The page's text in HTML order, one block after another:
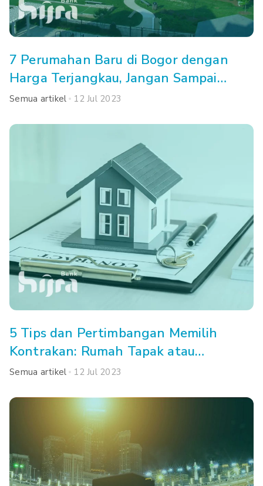
7 Perumahan Baru di Bogor dengan
Harga Terjangkau, Jangan Sampai
Kehabisan!
Semua artikel 12 Jul 2023
5 Tips dan Pertimbangan Memilih
Kontrakan: Rumah Tapak atau
Apartemen, Ya?
Semua artikel 12 Jul 2023